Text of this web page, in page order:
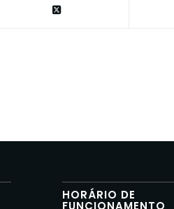
HORÁRIO DE
FUNCIONAMENTO